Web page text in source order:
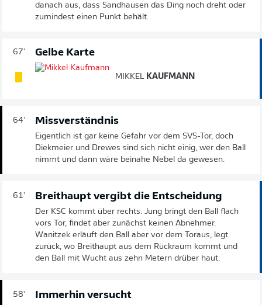
danach aus, dass Sandhausen das Ding noch dreht oder
zumindest einen Punkt behält.
67' Gelbe Karte
MIKKEL KAUFMANN
64' Missverständnis
Eigentlich ist gar keine Gefahr vor dem SVS-Tor, doch
Diekmeier und Drewes sind sich nicht einig, wer den Ball
nimmt und dann wäre beinahe Nebel da gewesen.
61' Breithaupt vergibt die Entscheidung
Der KSC kommt über rechts. Jung bringt den Ball flach
vors Tor, findet aber zunächst keinen Abnehmer.
Wanitzek erläuft den Ball aber vor dem Toraus, legt
zurück, wo Breithaupt aus dem Rückraum kommt und
den Ball mit Wucht aus zehn Metern drüber haut.
58' Immerhin versucht